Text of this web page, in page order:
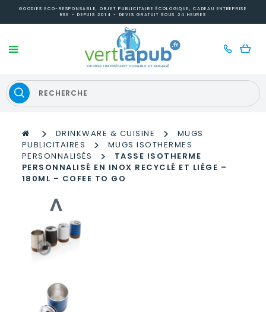
GOODIES ECO-RESPONSABLE, OBJET PUBLICITAIRE ÉCOLOGIQUE, CADEAU ENTREPRISE
RSE - DEPUIS 2014 - DEVIS GRATUIT SOUS 24 HEURES
> DRINKWARE & CUISINE >
MUGS
PUBLICITAIRES
>
MUGS ISOTHERMES
PERSONNALISÉS
>
TASSE ISOTHERME
PERSONNALISÉ EN INOX RECYCLÉ ET LIÈGE –
180ML – COFEE TO GO